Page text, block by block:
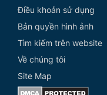
Điều khoản sử dụng
Bản quyền hình ảnh
Tìm kiếm trên website
Về chúng tôi
Site Map